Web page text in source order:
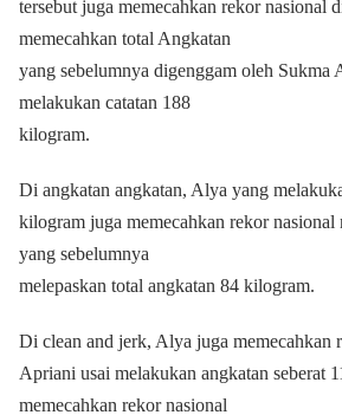
tersebut juga memecahkan rekor nasional
memecahkan total Angkatan
yang sebelumnya digenggam oleh Sukma
melakukan catatan 188
kilogram.
Di angkatan angkatan, Alya yang
kilogram juga memecahkan rekor
yang sebelumnya
melepaskan total angkatan 84 kilogram.
Di clean and jerk, Alya juga memecahkan
Apriani usai melakukan angkatan seberat
memecahkan rekor nasional